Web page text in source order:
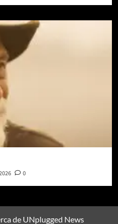
0
de UNplugged News